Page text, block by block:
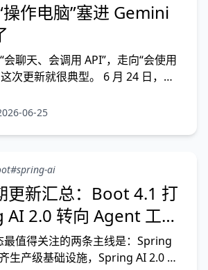
作电脑”塞进 Gemini
聊天、会调用 API”，走向“会使用
次更新就很典型。 6 月 24 日，
官方博客，computer use 现在已
06-25
#spring-ai
更新汇总：Boot 4.1 打
AI 2.0 转向 Agent 工程
值得关注的两条主线是：Spring
生产级基础设施，Spring AI 2.0 则